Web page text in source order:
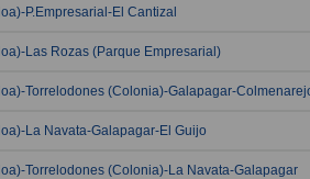
P.Empresarial-El Cantizal
Las Rozas (Parque Empresarial)
Torrelodones (Colonia)-Galapagar-
La Navata-Galapagar-El Guijo
Torrelodones (Colonia)-La Navata-Galapagar